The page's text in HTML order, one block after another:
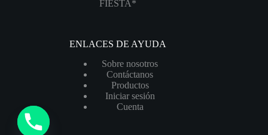
FIESTA*
ENLACES DE AYUDA
Sobre nosotros
Contáctanos
Productos
Iniciar sesión
Cuenta
y